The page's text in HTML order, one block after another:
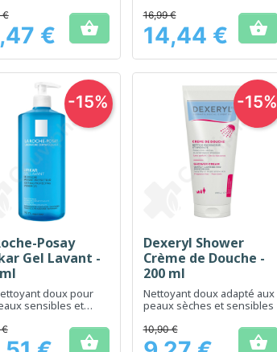
€
€  Prix
16,99 €
14,44 € 
Aperçu rapide
Posay
Gel Lavant -
doux pour
sensibles et
€

-15%
Aperçu rapide
Dexeryl Shower
Crème de Douche -
200 ml
Nettoyant doux adapté aux
peaux sèches et sensibles
10,90 €

-15%